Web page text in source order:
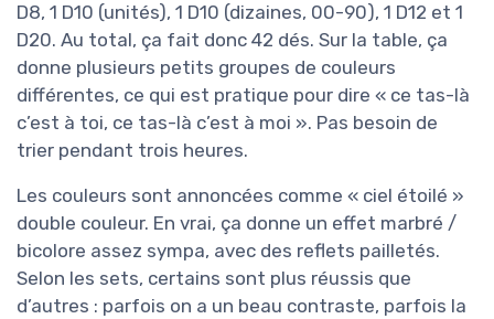
D8, 1 D10 (unités), 1 D10 (dizaines, 00-90), 1 D12 et 1
D20. Au total, ça fait donc 42 dés. Sur la table, ça
donne plusieurs petits groupes de couleurs
différentes, ce qui est pratique pour dire « ce tas-là
c’est à toi, ce tas-là c’est à moi ». Pas besoin de
trier pendant trois heures.
Les couleurs sont annoncées comme « ciel étoilé »
double couleur. En vrai, ça donne un effet marbré /
bicolore assez sympa, avec des reflets pailletés.
Selon les sets, certains sont plus réussis que
d’autres : parfois on a un beau contraste, parfois la